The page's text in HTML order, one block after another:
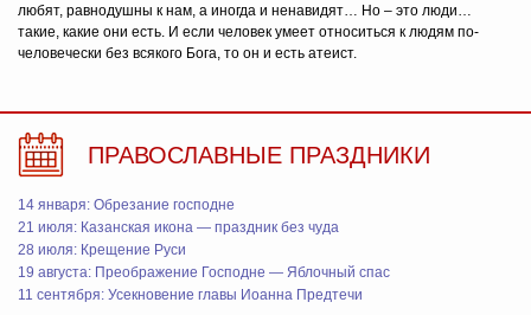
любят, равнодушны к нам, а иногда и ненавидят… Но – это люди…
такие, какие они есть. И если человек умеет относиться к людям по-
человечески без всякого Бога, то он и есть атеист.
ПРАВОСЛАВНЫЕ ПРАЗДНИКИ
14 января: Обрезание господне
21 июля: Казанская икона — праздник без чуда
28 июля: Крещение Руси
19 августа: Преображение Господне — Яблочный спас
11 сентября: Усекновение главы Иоанна Предтечи